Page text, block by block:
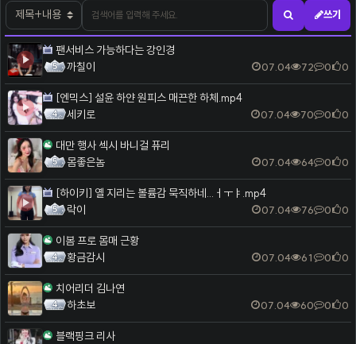
검색대상 검색어
검색하기쓰기
팬서비스 가능하다는 강인경
까칠이
07.04 72 0 0
[엔믹스] 설윤 하얀 원피스 매끈한 하체.mp4
세키로
07.04 70 0 0
대만 행사 섹시 바니걸 퓨리
몸좋은놈
07.04 64 0 0
[하이키] 옐 지리는 볼륨감 묵직하네...ㅓㅜㅑ.mp4
락이
07.04 76 0 0
이봄 프로 몸매 근황
황금감시
07.04 61 0 0
치어리더 김나연
하초보
07.04 60 0 0
블랙핑크 리사